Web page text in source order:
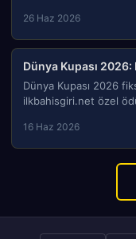
26 Haz 2026
Dünya Kupası
Dünya Kupası 2026
ilkbahisgiri.net özel
16 Haz 2026